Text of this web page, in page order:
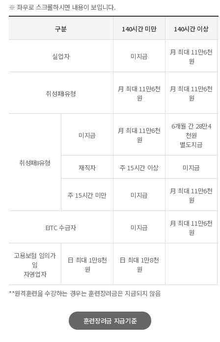
※ 좌우로 스크롤하시면 내용이 보입니다.
구분 140시간 미만 140시간 이상
실업자 미지급
月 최대 11만6천
원
취성패I유형
月 최대 11만6천
원
月 최대 11만6천
원
취성패II유형
미지급
月 최대 11만6천
원
6개월 간 28만4
천원
별도지급
재직자 주 15시간 이상 미지급
주 15시간 미만 미지급
月 최대 11만6천
원
EITC 수급자 미지급
月 최대 11만6천
원
고용보험 임의가
입
자영업자
日 최대 1만8천
원
日 최대 1만8천
원
**원격훈련을 수강하는 경우는 훈련장려금은 지급되지 않음
훈련장려금 지급기준